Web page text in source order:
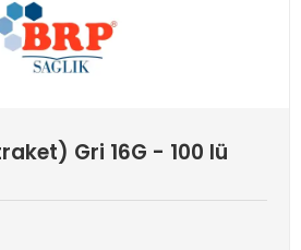
Gri 16G - 100 lü